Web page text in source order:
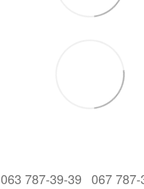
063 787-39-39 067 787-